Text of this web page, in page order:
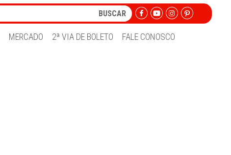
MERCADO 2ª VIA DE BOLETO FALE CONOSCO